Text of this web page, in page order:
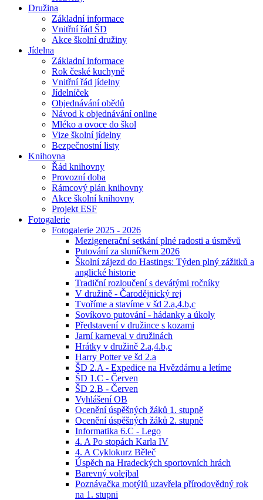
Družina
Základní informace
Vnitřní řád ŠD
Akce školní družiny
Jídelna
Základní informace
Rok české kuchyně
Vnitřní řád jídelny
Jídelníček
Objednávání obědů
Návod k objednávání online
Mléko a ovoce do škol
Vize školní jídelny
Bezpečnostní listy
Knihovna
Řád knihovny
Provozní doba
Rámcový plán knihovny
Akce školní knihovny
Projekt ESF
Fotogalerie
Fotogalerie 2025 - 2026
Mezigenerační setkání plné radosti a úsměvů
Putování za sluníčkem 2026
Školní zájezd do Hastings: Týden plný zážitků a
anglické historie
Tradiční rozloučení s devátými ročníky
V družině - Čarodějnický rej
Tvoříme a stavíme v šd 2.a,4.b,c
Sovíkovo putování - hádanky a úkoly
Představení v družince s kozami
Jarní karneval v družinách
Hrátky v družině 2.a,4.b,c
Harry Potter ve šd 2.a
ŠD 2.A - Expedice na Hvězdárnu a letíme
ŠD 1.C - Červen
ŠD 2.B - Červen
Vyhlášení OB
Ocenění úspěšných žáků 1. stupně
Ocenění úspěšných žáků 2. stupně
Informatika 6.C - Lego
4. A Po stopách Karla IV
4. A Cyklokurz Běleč
Úspěch na Hradeckých sportovních hrách
Barevný volejbal
Poznávačka motýlů uzavřela přírodovědný rok
na 1. stupni